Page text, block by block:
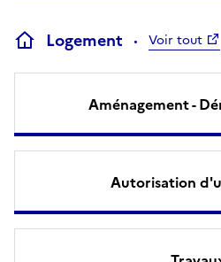
Logement Voir tout
Aménagement -
Autorisation